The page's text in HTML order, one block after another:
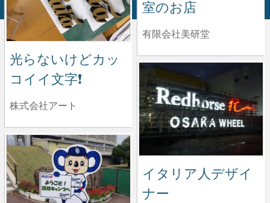
光らないけどカッ
コイイ文字❗️
株式会社アート
室のお店
有限会社美研堂
イタリア人デザイ
ナー